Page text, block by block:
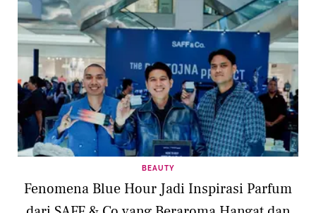
BEAUTY
Fenomena Blue Hour Jadi Inspirasi Parfum